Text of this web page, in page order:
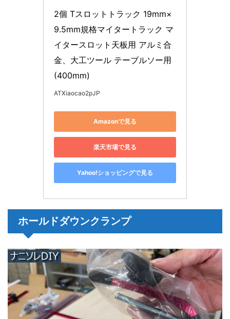
2個 Tスロットトラック 19mm×
9.5mm規格マイタートラック マ
イタースロット天板用 アルミ合
金、大工ツール テーブルソー用
(400mm)
ATXiaocao2pJP
Amazonで見る
楽天市場で見る
Yahoo!ショッピングで見る
ホールドダウンクランプ